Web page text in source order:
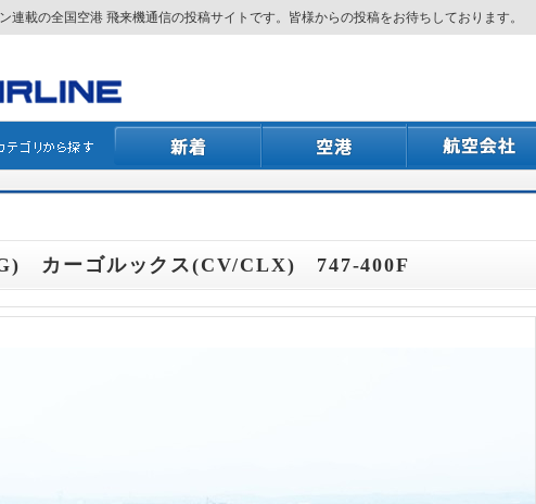
連載の全国空港 飛来機通信の投稿サイトです。皆様からの投稿をお待ちしております。
カーゴルックス(CV/CLX) 747-400F